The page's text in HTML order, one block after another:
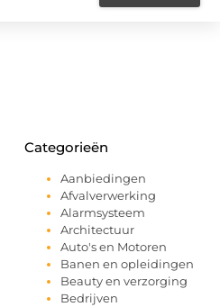
Categorieën
Aanbiedingen
Afvalverwerking
Alarmsysteem
Architectuur
Auto's en Motoren
Banen en opleidingen
Beauty en verzorging
Bedrijven